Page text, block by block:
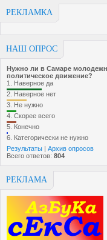
РЕКЛАМКА
НАШ ОПРОС
Нужно ли в Самаре
политическое движение?
1. Наверное да
2. Наверное нет
3. Не нужно
4. Скорее всего
5. Конечно
6. Категорически не нужно
Результаты | Архив опросов
Всего ответов: 804
РЕКЛАМА